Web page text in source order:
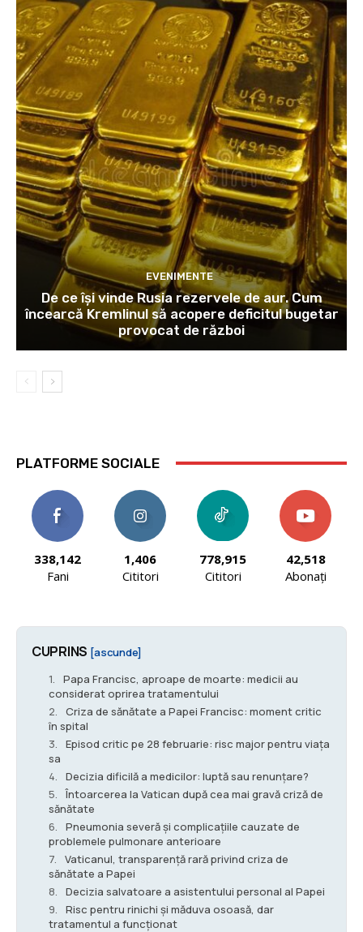
EVENIMENTE
De ce își vinde Rusia rezervele de aur. Cum
încearcă Kremlinul să acopere deficitul bugetar
provocat de război
PLATFORME SOCIALE
338,142
Fani
1,406
Cititori
778,915
Cititori
42,518
Abonați
CUPRINS [ascunde]
Papa Francisc, aproape de moarte: medicii au
considerat oprirea tratamentului
Criza de sănătate a Papei Francisc: moment critic
în spital
Episod critic pe 28 februarie: risc major pentru viața
sa
Decizia dificilă a medicilor: luptă sau renunțare?
Întoarcerea la Vatican după cea mai gravă criză de
sănătate
Pneumonia severă și complicațiile cauzate de
problemele pulmonare anterioare
Vaticanul, transparență rară privind criza de
sănătate a Papei
Decizia salvatoare a asistentului personal al Papei
Risc pentru rinichi și măduva osoasă, dar
tratamentul a funcționat